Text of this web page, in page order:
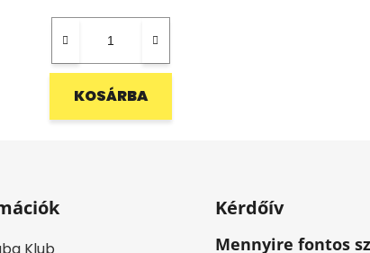
KOSÁRBA
Kérdőív
Mennyire fontos